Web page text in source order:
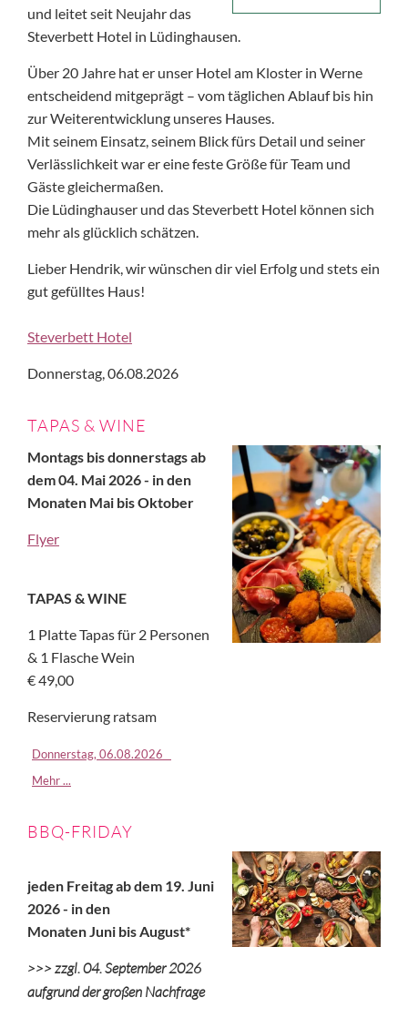
und leitet seit Neujahr das
Steverbett Hotel in Lüdinghausen.
Über 20 Jahre hat er unser Hotel am Kloster in Werne
entscheidend mitgeprägt – vom täglichen Ablauf bis hin
zur Weiterentwicklung unseres Hauses.
Mit seinem Einsatz, seinem Blick fürs Detail und seiner
Verlässlichkeit war er eine feste Größe für Team und
Gäste gleichermaßen.
Die Lüdinghauser und das Steverbett Hotel können sich
mehr als glücklich schätzen.
Lieber Hendrik, wir wünschen dir viel Erfolg und stets ein
gut gefülltes Haus!
Steverbett Hotel
Donnerstag,06.08.2026
TAPAS & WINE
Montags bis donnerstags ab
dem 04. Mai 2026 - in den
Monaten Mai bis Oktober
Flyer
TAPAS & WINE
1 Platte Tapas für 2 Personen
& 1 Flasche Wein
€ 49,00
Reservierung ratsam
Donnerstag, 06.08.2026
Mehr ...
BBQ-FRIDAY
jeden Freitag ab dem 19. Juni
2026 - in den
Monaten Juni bis August*
>>> zzgl. 04. September 2026
aufgrund der großen Nachfrage